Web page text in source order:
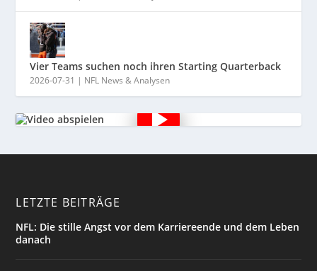
Vier Teams suchen noch ihren Starting Quarterback
2026-07-31 | NFL News & Analysen
LETZTE BEITRÄGE
NFL: Die stille Angst vor dem Karriereende und dem Leben
danach